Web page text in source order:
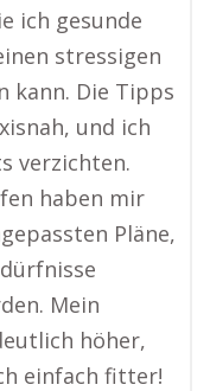
ich gesunde
stressigen
kann. Die Tipps
und ich
verzichten.
haben mir
Pläne,
Mein
höher,
einfach fitter!